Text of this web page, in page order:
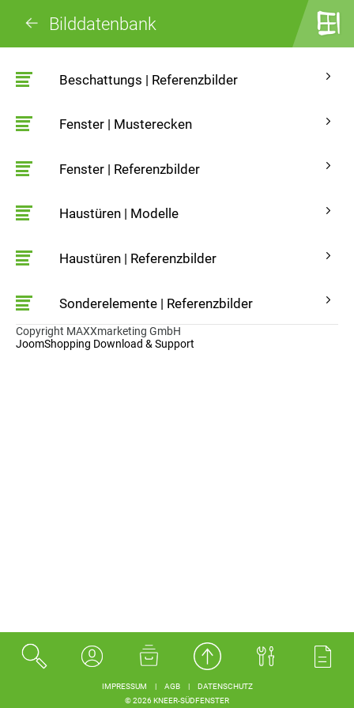
Bilddatenbank
Beschattungs | Referenzbilder
Fenster | Musterecken
Fenster | Referenzbilder
Haustüren | Modelle
Haustüren | Referenzbilder
Sonderelemente | Referenzbilder
Copyright MAXXmarketing GmbH
JoomShopping Download & Support
© 2026 KNEER-SÜDFENSTER
IMPRESSUM AGB DATENSCHUTZ